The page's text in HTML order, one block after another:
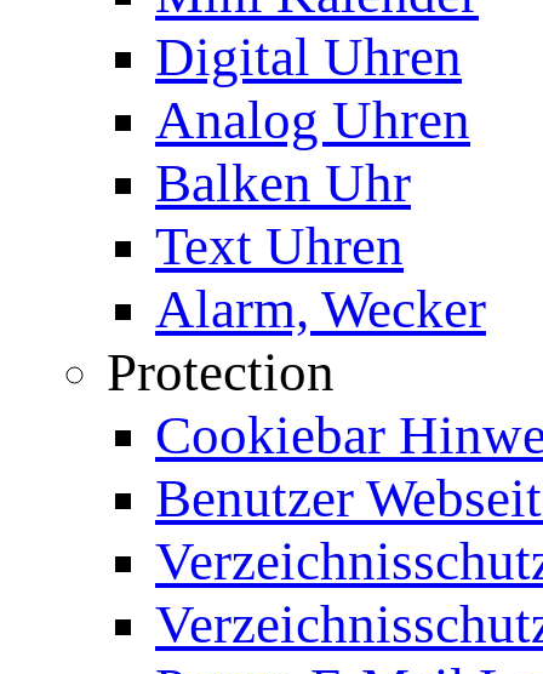
Digital Uhren
Analog Uhren
Balken Uhr
Text Uhren
Alarm, Wecker
Protection
Cookiebar
Benutzer